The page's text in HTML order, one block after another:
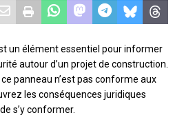
un élément essentiel pour informer
autour d’un projet de construction.
panneau n’est pas conforme aux
les conséquences juridiques
s’y conformer.